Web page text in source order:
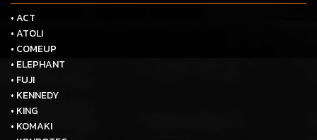
• ACT
• ATOLI
• COMEUP
• ELEPHANT
• FUJI
• KENNEDY
• KING
• KOMAKI